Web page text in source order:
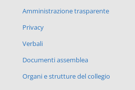
Amministrazione trasparente
Privacy
Verbali
Documenti assemblea
Organi e strutture del collegio